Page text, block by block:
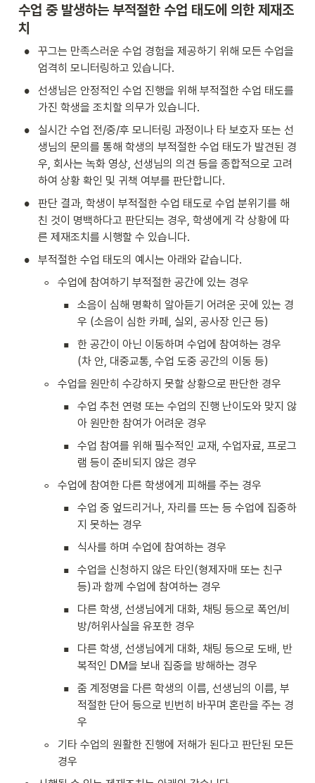
수업 중 발생하는 부적절한 수업 태도에 의한 제재조
치
•
꾸그는 만족스러운 수업 경험을 제공하기 위해 모든 수업을
엄격히 모니터링하고 있습니다.
•
선생님은 안정적인 수업 진행을 위해 부적절한 수업 태도를
가진 학생을 조치할 의무가 있습니다.
•
실시간 수업 전/중/후 모니터링 과정이나 타 보호자 또는 선
생님의 문의를 통해 학생의 부적절한 수업 태도가 발견된 경
우, 회사는 녹화 영상, 선생님의 의견 등을 종합적으로 고려
하여 상황 확인 및 귀책 여부를 판단합니다.
•
판단 결과, 학생이 부적절한 수업 태도로 수업 분위기를 해
친 것이 명백하다고 판단되는 경우, 학생에게 각 상황에 따
른 제재조치를 시행할 수 있습니다.
• 부적절한 수업 태도의 예시는 아래와 같습니다.
◦ 수업에 참여하기 부적절한 공간에 있는 경우
▪
소음이 심해 명확히 알아듣기 어려운 곳에 있는 경
우 (소음이 심한 카페, 실외, 공사장 인근 등)
▪
한 공간이 아닌 이동하며 수업에 참여하는 경우
(차 안, 대중교통, 수업 도중 공간의 이동 등)
◦ 수업을 원만히 수강하지 못할 상황으로 판단한 경우
▪
수업 추천 연령 또는 수업의 진행 난이도와 맞지 않
아 원만한 참여가 어려운 경우
▪
수업 참여를 위해 필수적인 교재, 수업자료, 프로그
램 등이 준비되지 않은 경우
◦ 수업에 참여한 다른 학생에게 피해를 주는 경우
▪
수업 중 엎드리거나, 자리를 뜨는 등 수업에 집중하
지 못하는 경우
▪ 식사를 하며 수업에 참여하는 경우
▪
수업을 신청하지 않은 타인(형제자매 또는 친구
등)과 함께 수업에 참여하는 경우
▪
다른 학생, 선생님에게 대화, 채팅 등으로 폭언/비
방/허위사실을 유포한 경우
▪
다른 학생, 선생님에게 대화, 채팅 등으로 도배, 반
복적인 DM을 보내 집중을 방해하는 경우
▪
줌 계정명을 다른 학생의 이름, 선생님의 이름, 부
적절한 단어 등으로 빈번히 바꾸며 혼란을 주는 경
우
◦
기타 수업의 원활한 진행에 저해가 된다고 판단된 모든
경우